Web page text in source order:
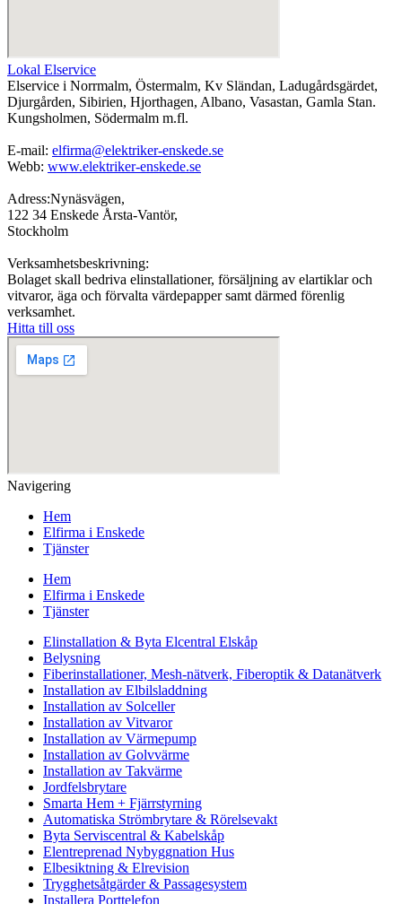
Lokal Elservice
Elservice i Norrmalm, Östermalm, Kv Sländan, Ladugårdsgärdet,
Djurgården, Sibirien, Hjorthagen, Albano, Vasastan, Gamla Stan.
Kungsholmen, Södermalm m.fl.
E-mail: elfirma@elektriker-enskede.se
Webb: www.elektriker-enskede.se
Adress:Nynäsvägen,
122 34 Enskede Årsta-Vantör,
Stockholm
Verksamhetsbeskrivning:
Bolaget skall bedriva elinstallationer, försäljning av elartiklar och
vitvaror, äga och förvalta värdepapper samt därmed förenlig
verksamhet.
Hitta till oss
Navigering
Hem
Elfirma i Enskede
Tjänster
Hem
Elfirma i Enskede
Tjänster
Elinstallation & Byta Elcentral Elskåp
Belysning
Fiberinstallationer, Mesh-nätverk, Fiberoptik & Datanätverk
Installation av Elbilsladdning
Installation av Solceller
Installation av Vitvaror
Installation av Värmepump
Installation av Golvvärme
Installation av Takvärme
Jordfelsbrytare
Smarta Hem + Fjärrstyrning
Automatiska Strömbrytare & Rörelsevakt
Byta Serviscentral & Kabelskåp
Elentreprenad Nybyggnation Hus
Elbesiktning & Elrevision
Trygghetsåtgärder & Passagesystem
Installera Porttelefon